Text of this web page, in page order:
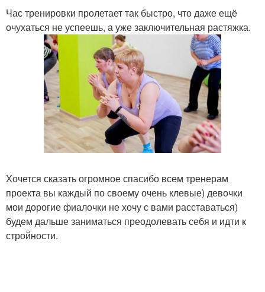
Час тренировки пролетает так быстро, что даже ещё
очухаться не успеешь, а уже заключительная растяжка.
Хочется сказать огромное спасибо всем тренерам
проекта вы каждый по своему очень клевые) девочки
мои дорогие фиалочки не хочу с вами расставаться)
будем дальше заниматься преодолевать себя и идти к
стройности.